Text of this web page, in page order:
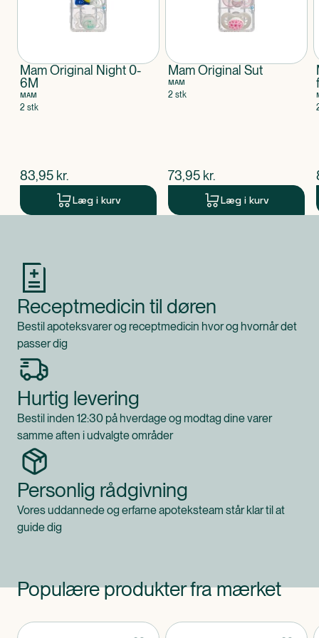
Mam Original Night 0-
6M
MAM
2 stk
$nuværende pris
83,95 kr.
Læg i kurv
Mam Original Sut
MAM
2 stk
$nuværende pris
73,95 kr.
Læg i kurv
Receptmedicin til døren
Bestil apoteksvarer og receptmedicin hvor og hvornår det
passer dig
Hurtig levering
Bestil inden 12:30 på hverdage og modtag dine varer
samme aften i udvalgte områder
Personlig rådgivning
Vores uddannede og erfarne apoteksteam står klar til at
guide dig
Populære produkter fra mærket
Produkter